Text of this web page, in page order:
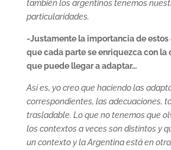
también los argentinos tenemos
particularidades.
-Justamente la importancia de estos
que cada parte se enriquezca con la
que puede llegar a adaptar…
Así es, yo creo que haciendo las
correspondientes, las adecuaciones,
trasladable. Lo que no tenemos que
los contextos a veces son distintos y
un contexto y la Argentina está en